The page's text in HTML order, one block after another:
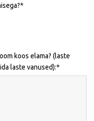
koos elama? (laste
laste vanused):